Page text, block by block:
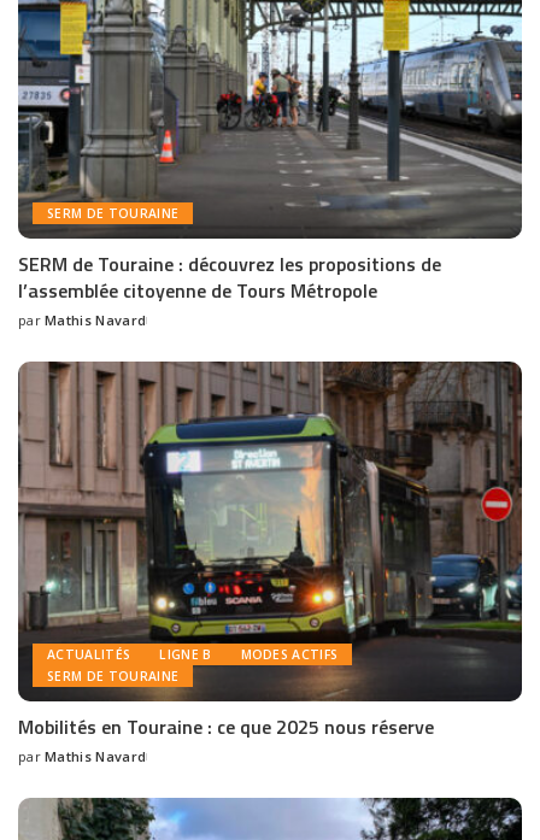
SERM DE TOURAINE
SERM de Touraine : découvrez les propositions de
l’assemblée citoyenne de Tours Métropole
par Mathis Navard
ACTUALITÉS LIGNE B
MODES ACTIFS
SERM DE TOURAINE
Mobilités en Touraine : ce que 2025 nous réserve
par Mathis Navard